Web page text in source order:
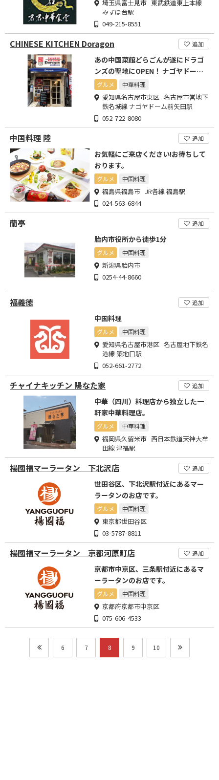
埼玉県富士見市 東武鉄道東上本線
みずほ台駅
049-215-8551
CHINESE KITCHEN Doragon 追加
あの中国菜館どらごんが遂にドラゴ
ンズの聖地にOPEN！ ナゴヤドーム
西へ徒歩1分
グルメ 中華料理
愛知県名古屋市東区 名古屋市営地下
鉄名城線 ナゴヤドーム前矢田駅
052-722-8080
中国料理 陸 追加
お気軽にご来店ください!お待ちして
おります。
グルメ 中国料理
福島県福島市 JR各線 福島駅
024-563-6844
蘭亭 追加
胎内市役所から徒歩1分
グルメ 中国料理
新潟県胎内市
0254-44-8660
福義徳 追加
中国料理
グルメ 中国料理
愛知県名古屋市港区 名古屋地下鉄名
港線 築地口駅
052-661-2772
チャイナキッチン 陽なた家 追加
中華（四川）料理店から独立した一
軒家中華料理店。
グルメ 中華料理
福岡県久留米市 西日本鉄道天神大牟
田線 津福駅
楊國福マーラータン 下北沢店 追加
世田谷区、下北沢駅付近にあるマー
ラータンのお店です。
グルメ 中国料理
東京都世田谷区
03-5787-8811
楊國福マーラータン 京都河原町店 追加
京都市中京区、三条駅付近にあるマ
ーラータンのお店です。
グルメ 中国料理
京都府京都市中京区
075-606-4533
6 7 8 9 10